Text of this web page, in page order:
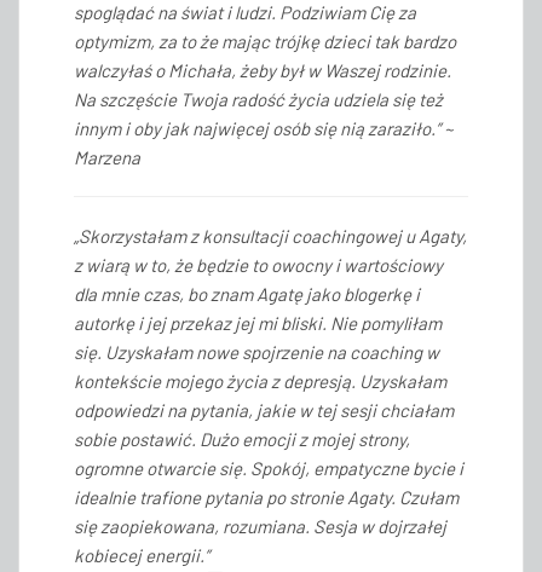
spoglądać na świat i ludzi. Podziwiam Cię za
optymizm, za to że mając trójkę dzieci tak bardzo
walczyłaś o Michała, żeby był w Waszej rodzinie.
Na szczęście Twoja radość życia udziela się też
innym i oby jak najwięcej osób się nią zaraziło.” ~
Marzena
„Skorzystałam z konsultacji coachingowej u Agaty,
z wiarą w to, że będzie to owocny i wartościowy
dla mnie czas, bo znam Agatę jako blogerkę i
autorkę i jej przekaz jej mi bliski. Nie pomyliłam
się. Uzyskałam nowe spojrzenie na coaching w
kontekście mojego życia z depresją. Uzyskałam
odpowiedzi na pytania, jakie w tej sesji chciałam
sobie postawić. Dużo emocji z mojej strony,
ogromne otwarcie się. Spokój, empatyczne bycie i
idealnie trafione pytania po stronie Agaty. Czułam
się zaopiekowana, rozumiana. Sesja w dojrzałej
kobiecej energii.”